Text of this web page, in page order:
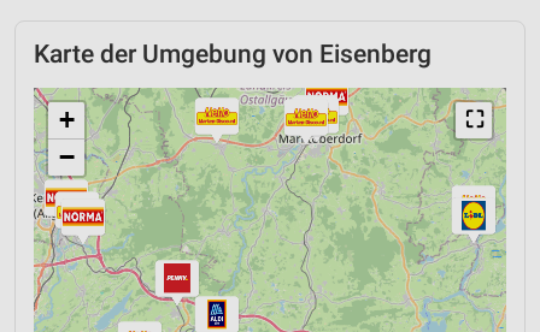
Karte der Umgebung von Eisenberg
⛶
+
−